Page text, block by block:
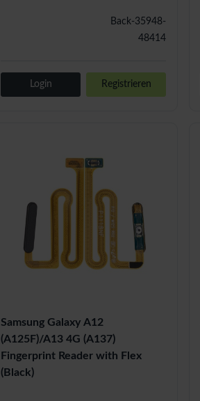
Back-35948-
48414
Login Registrieren
Samsung Galaxy A12
(A125F)/A13 4G (A137)
Fingerprint Reader with Flex
(Black)